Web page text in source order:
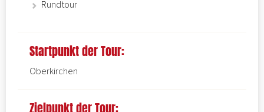
Rundtour
Startpunkt der Tour:
Oberkirchen
Zielpunkt der Tour: